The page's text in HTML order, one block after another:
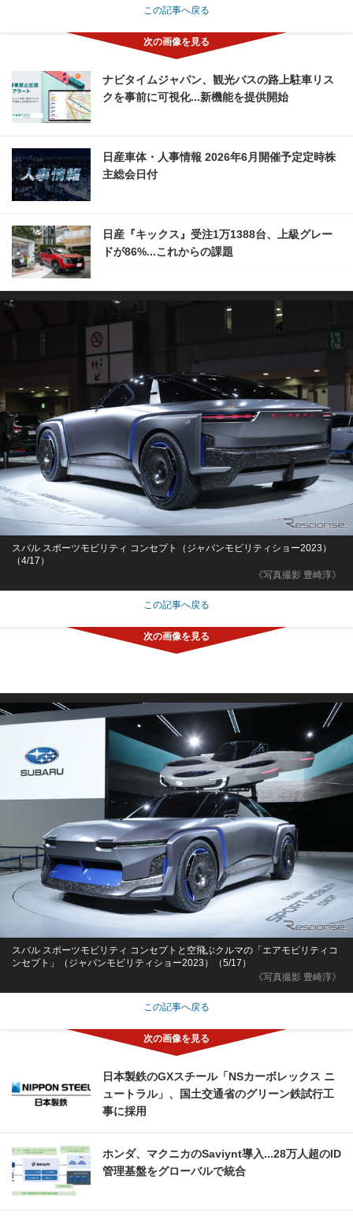
この記事へ戻る
ナビタイムジャパン、観光バスの路上駐車リス
クを事前に可視化...新機能を提供開始
日産車体・人事情報 2026年6月開催予定定時株
主総会日付
日産『キックス』受注1万1388台、上級グレー
ドが86%...これからの課題
《写真撮影 豊崎淳》
スバル スポーツモビリティ コンセプト（ジャパンモビリティショー2023）
（4/17）
この記事へ戻る
《写真撮影 豊崎淳》
スバル スポーツモビリティ コンセプトと空飛ぶクルマの「エアモビリティコ
ンセプト」（ジャパンモビリティショー2023）（5/17）
この記事へ戻る
日本製鉄のGXスチール「NSカーボレックス ニ
ュートラル」、国土交通省のグリーン鉄試行工
事に採用
ホンダ、マクニカのSaviynt導入...28万人超のID
管理基盤をグローバルで統合